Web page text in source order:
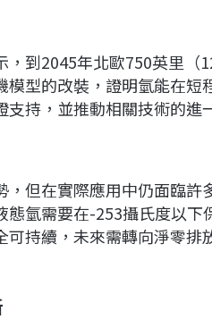
，到2045年北歐750英里（
模型的改裝，證明氫能在
持，並推動相關技術的進
但在實際應用中仍面臨許
態氫需要在-253攝氏度以
可持續，未來需轉向淨零